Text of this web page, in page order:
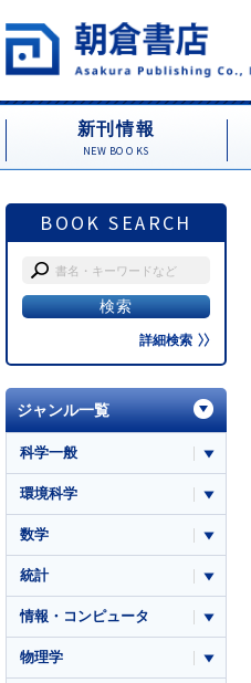
新刊情報
NEW BOOKS
BOOK SEARCH
詳細検索
ジャンル一覧
科学一般
環境科学
数学
統計
情報・コンピュータ
物理学